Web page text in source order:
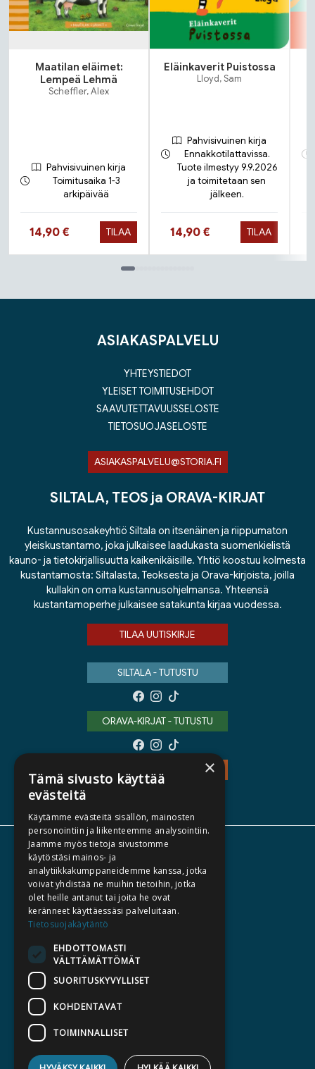
Maatilan eläimet:
Lempeä Lehmä
Scheffler, Alex
Pahvisivuinen kirja
Toimitusaika 1-3
arkipäivää
Hinta nyt
14,90 € TILAA
Eläinkaverit Puistossa
Lloyd, Sam
Pahvisivuinen kirja
Ennakkotilattavissa.
Tuote ilmestyy 9.9.2026
ja toimitetaan sen
jälkeen.
Hinta nyt
14,90 € TILAA
ASIAKASPALVELU
YHTEYSTIEDOT
YLEISET TOIMITUSEHDOT
SAAVUTETTAVUUSSELOSTE
TIETOSUOJASELOSTE
ASIAKASPALVELU@STORIA.FI
SILTALA, TEOS ja ORAVA-KIRJAT
Kustannusosakeyhtiö Siltala on itsenäinen ja riippumaton
yleiskustantamo, joka julkaisee laadukasta suomenkielistä
kauno- ja tietokirjallisuutta kaikenikäisille. Yhtiö koostuu kolmesta
kustantamosta: Siltalasta, Teoksesta ja Orava-kirjoista, joilla
kullakin on oma kustannusohjelmansa. Yhteensä
kustantamoperhe julkaisee satakunta kirjaa vuodessa.
TILAA UUTISKIRJE
SILTALA - TUTUSTU
ORAVA-KIRJAT - TUTUSTU
TIETOA MEISTÄ
TEKIJÄT
KATALOGIT
AJANKOHTAISTA
HALUATKO KIRJAILIJAKSI
LASKUTUSOSOITTEET
SILTALA.FI
×
Tämä sivusto käyttää
evästeitä
Käytämme evästeitä sisällön, mainosten
personointiin ja liikenteemme analysointiin.
Jaamme myös tietoja sivustomme
käytöstäsi mainos- ja
analytiikkakumppaneidemme kanssa, jotka
voivat yhdistää ne muihin tietoihin, jotka
olet heille antanut tai joita he ovat
keränneet käyttäessäsi palveluitaan.
Tietosuojakäytäntö
EHDOTTOMASTI
VÄLTTÄMÄTTÖMÄT
SUORITUSKYVYLLISET
KOHDENTAVAT
TOIMINNALLISET